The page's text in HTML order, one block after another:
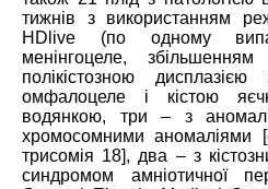
тижнів з використанням
HDlive (по одному
менінгоцеле, збільшенням
полікістозною
омфалоцеле і кістою
водянкою, три – з
хромосомними аномаліями
трисомія 18], два – з
синдромом амніотичної